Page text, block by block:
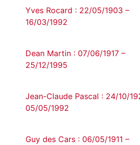
Yves Rocard : 22/05/1903 –
16/03/1992
Dean Martin : 07/06/1917 –
25/12/1995
Jean-Claude Pascal : 24/10/
05/05/1992
Guy des Cars : 06/05/1911 –